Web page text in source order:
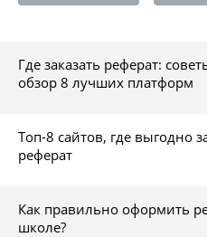
Где заказать реферат:
обзор 8 лучших платформ
Топ-8 сайтов, где выгодно
реферат
Как правильно оформить
школе?